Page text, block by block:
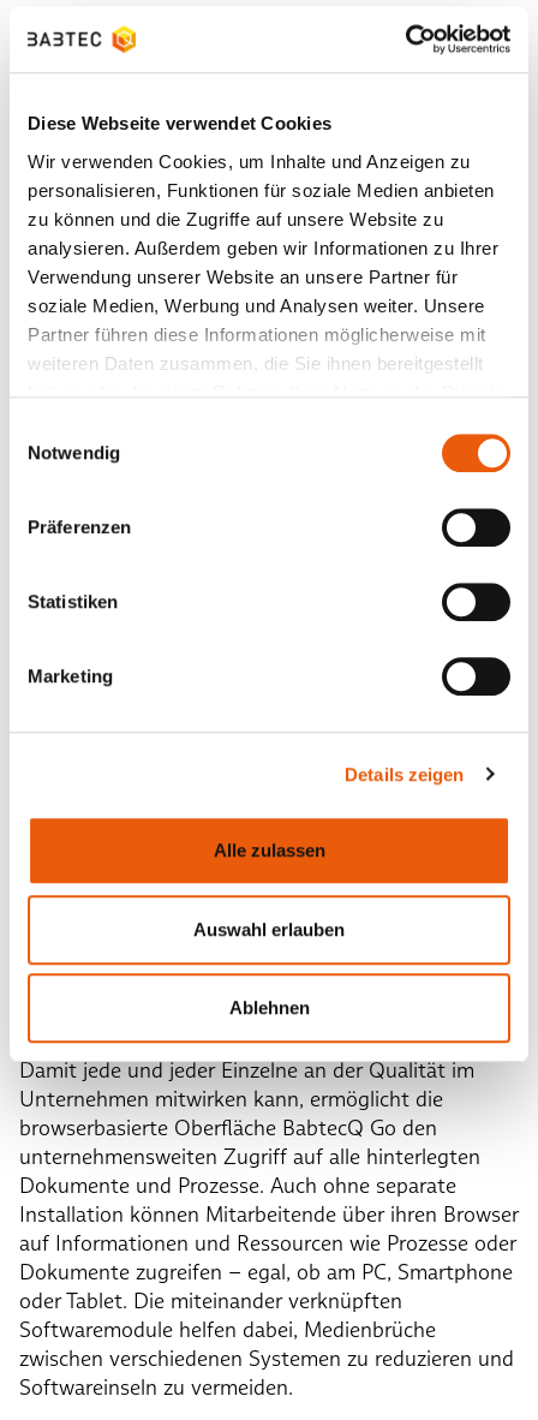
Diese Webseite verwendet Cookies
Wir verwenden Cookies, um Inhalte und Anzeigen zu
personalisieren, Funktionen für soziale Medien anbieten
zu können und die Zugriffe auf unsere Website zu
analysieren. Außerdem geben wir Informationen zu Ihrer
Verwendung unserer Website an unsere Partner für
soziale Medien, Werbung und Analysen weiter. Unsere
Partner führen diese Informationen möglicherweise mit
weiteren Daten zusammen, die Sie ihnen bereitgestellt
Notwendig
Präferenzen
Statistiken
Marketing
Details zeigen
Alle zulassen
Auswahl erlauben
Ablehnen
In der Vergangenheit steckte das Wissen in den
Köpfen einiger weniger. Im Interesse des
Mitarbeitenden in stabile, gelebte, transparente und
dabei auch um eine normative Anforderung handelt,
ist nur ein Nebenaspekt. Viel entscheidender ist für
Magnetbau Schramme die Dokumentation und
Transparenz aller Prozesse. Das umfasst zum Beispiel
auch die Zusammenarbeit der Geschäftsführung mit
den verschiedenen Gesellschaftern in Fragen von
Strategiefindung und Budgetierung. Die
Kombination der Module „Dokumentenlenkung“ und
hier von besonderer Bedeutung, da sie dabei hilft, die
Gesamtheit der unternehmensinternen Abläufe auf
analysieren. Ziel ist es, das gesamte
Prozessmanagement mithilfe von BabtecQ laufend
zu verbessern – eben ganz im Sinne eines KVP.
Weniger Medienbrüche und
Eine besondere Herausforderung stellte im Projekt
der Transfer einer enormen Zahl von Dokumenten bei
weiterhin laufender Gültigkeit dar. Dank des Moduls
„Dokumentenlenkung“ innerhalb der Babtec-
Software konnten in kurzer Zeit mehr als 2.000
Dokumente in der neuen Umgebung digital
abgebildet werden. Ergänzt werden diese nun durch
mehr als 50 dokumentierte Prozesse, die über das
Damit jede und jeder Einzelne an der Qualität im
Unternehmen mitwirken kann, ermöglicht die
browserbasierte Oberfläche BabtecQ Go den
unternehmensweiten Zugriff auf alle hinterlegten
Dokumente und Prozesse. Auch ohne separate
Installation können Mitarbeitende über ihren Browser
auf Informationen und Ressourcen wie Prozesse oder
Dokumente zugreifen – egal, ob am PC, Smartphone
oder Tablet. Die miteinander verknüpften
Softwaremodule helfen dabei, Medienbrüche
zwischen verschiedenen Systemen zu reduzieren und
Softwareinseln zu vermeiden.